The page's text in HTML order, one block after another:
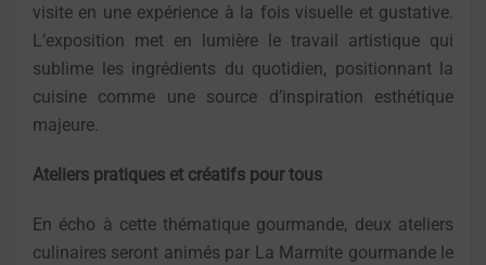
visite en une expérience à la fois visuelle et gustative.
L’exposition met en lumière le travail artistique qui
sublime les ingrédients du quotidien, positionnant la
cuisine comme une source d’inspiration esthétique
majeure.
Ateliers pratiques et créatifs pour tous
En écho à cette thématique gourmande, deux ateliers
culinaires seront animés par La Marmite gourmande le